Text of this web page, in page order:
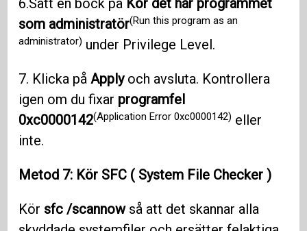
6.Sätt en bock på Kör det här programmet
som administratör(Run this program as an
administrator) under Privilege Level.
7. Klicka påApplyoch avsluta. Kontrollera
igen om du fixar programfel
0xc0000142(Application Error 0xc0000142) eller
inte.
Metod 7: Kör SFC ( System File Checker )
Kör sfc /scannowså att det skannar alla